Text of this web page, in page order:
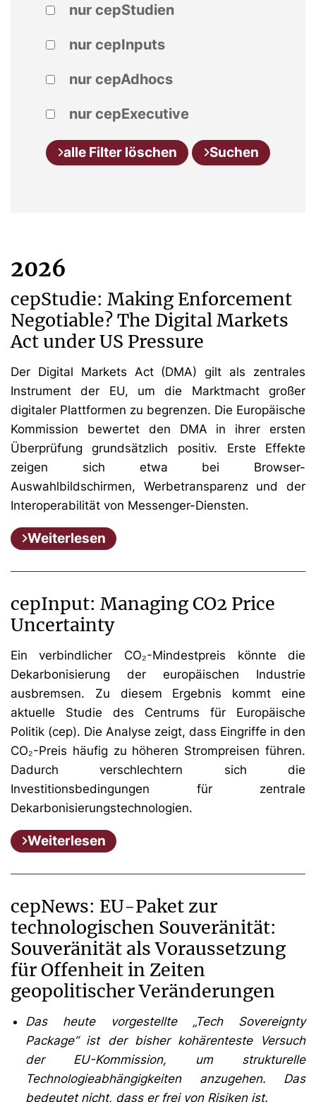
nur cepStudien
nur cepInputs
nur cepAdhocs
nur cepExecutive
alle Filter löschen Suchen
2026
cepStudie: Making Enforcement
Negotiable? The Digital Markets
Act under US Pressure
Der Digital Markets Act (DMA) gilt als zentrales
Instrument der EU, um die Marktmacht großer
digitaler Plattformen zu begrenzen. Die Europäische
Kommission bewertet den DMA in ihrer ersten
Überprüfung grundsätzlich positiv. Erste Effekte
zeigen sich etwa bei Browser-
Auswahlbildschirmen, Werbetransparenz und der
Interoperabilität von Messenger-Diensten.
Weiterlesen
cepInput: Managing CO2 Price
Uncertainty
Ein verbindlicher CO₂-Mindestpreis könnte die
Dekarbonisierung der europäischen Industrie
ausbremsen. Zu diesem Ergebnis kommt eine
aktuelle Studie des Centrums für Europäische
Politik (cep). Die Analyse zeigt, dass Eingriffe in den
CO₂-Preis häufig zu höheren Strompreisen führen.
Dadurch verschlechtern sich die
Investitionsbedingungen für zentrale
Dekarbonisierungstechnologien.
Weiterlesen
cepNews: EU-Paket zur
technologischen Souveränität:
Souveränität als Voraussetzung
für Offenheit in Zeiten
geopolitischer Veränderungen
Das heute vorgestellte „Tech Sovereignty
Package“ ist der bisher kohärenteste Versuch
der EU-Kommission, um strukturelle
Technologieabhängigkeiten anzugehen. Das
bedeutet nicht, dass er frei von Risiken ist.